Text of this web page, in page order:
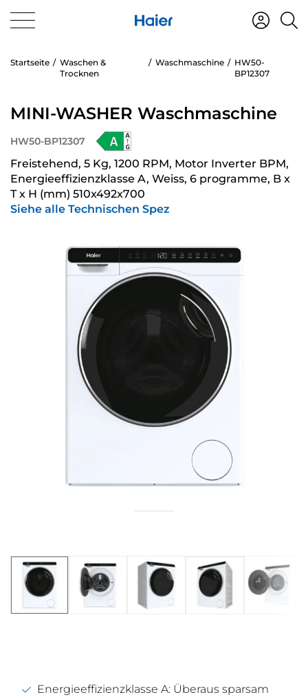
Startseite
Waschen &
Trocknen
Waschmaschine
HW50-
BP12307
MINI-WASHER Waschmaschine
HW50-BP12307
Freistehend, 5 Kg, 1200 RPM, Motor Inverter BPM,
Energieeffizienzklasse A, Weiss, 6 programme, B x
T x H (mm) 510x492x700
Siehe alle Technischen Spez
Energieeffizienzklasse A: Überaus sparsam